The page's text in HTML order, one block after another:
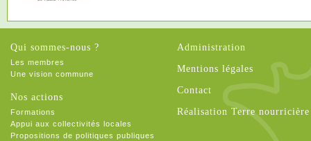
Qui sommes-nous ?
Les membres
Une vision commune
Nos actions
Formations
Appui aux collectivités locales
Propositions de politiques publiques
Administration
Mentions légales
Contact
Réalisation Terre nourricière